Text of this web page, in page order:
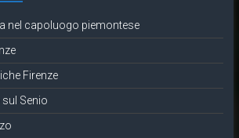
nel capoluogo piemontese
Firenze
Senio